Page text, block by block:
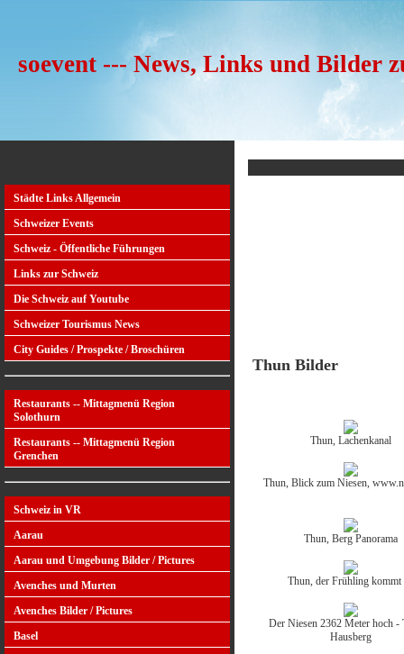
soevent --- News, Links und Bilder
Städte Links Allgemein
Schweizer Events
Schweiz - Öffentliche Führungen
Links zur Schweiz
Die Schweiz auf Youtube
Schweizer Tourismus News
City Guides / Prospekte / Broschüren
Restaurants -- Mittagmenü Region
Solothurn
Restaurants -- Mittagmenü Region
Grenchen
Schweiz in VR
Aarau
Aarau und Umgebung Bilder / Pictures
Avenches und Murten
Avenches Bilder / Pictures
Basel
Thun Bilder
Thun, Lachenkanal
Thun, Blick zum Niesen,
Thun, Berg Panorama
Thun, der Frühling kommt
Der Niesen 2362 Meter hoch -
Hausberg